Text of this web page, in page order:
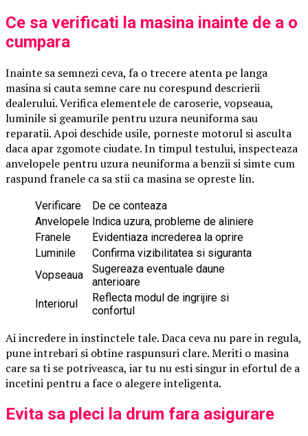
Ce sa verificati la masina inainte de a o
cumpara
Inainte sa semnezi ceva, fa o trecere atenta pe langa
masina si cauta semne care nu corespund descrierii
dealerului. Verifica elementele de caroserie, vopseaua,
luminile si geamurile pentru uzura neuniforma sau
reparatii. Apoi deschide usile, porneste motorul si asculta
daca apar zgomote ciudate. In timpul testului, inspecteaza
anvelopele pentru uzura neuniforma a benzii si simte cum
raspund franele ca sa stii ca masina se opreste lin.
Verificare
De ce conteaza
Anvelopele Indica uzura, probleme de aliniere
Franele
Evidentiaza increderea la oprire
Luminile
Confirma vizibilitatea si siguranta
Vopseaua
Sugereaza eventuale daune
anterioare
Interiorul
Reflecta modul de ingrijire si
confortul
Ai incredere in instinctele tale. Daca ceva nu pare in regula,
pune intrebari si obtine raspunsuri clare. Meriti o masina
care sa ti se potriveasca, iar tu nu esti singur in efortul de a
incetini pentru a face o alegere inteligenta.
Evita sa pleci la drum fara asigurare